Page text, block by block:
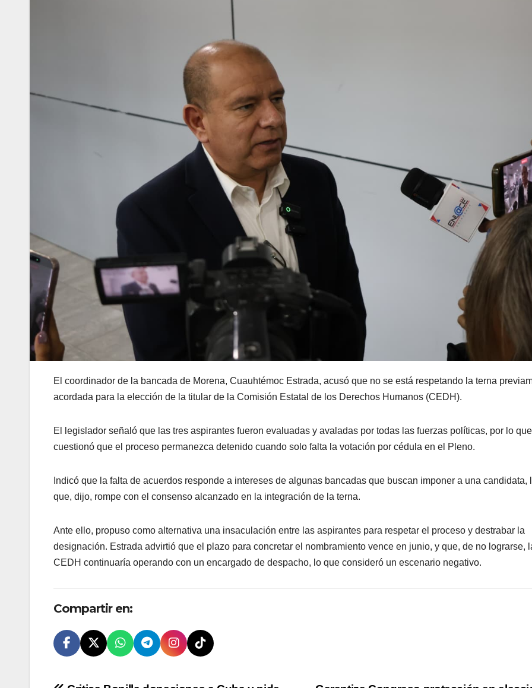
El coordinador de la bancada de Morena, Cuauhtémoc Estrada, acusó que no se está respetando la terna
acordada para la elección de la titular de la Comisión Estatal de los Derechos Humanos (CEDH).
El legislador señaló que las tres aspirantes fueron evaluadas y avaladas por todas las fuerzas políticas, por lo que
cuestionó que el proceso permanezca detenido cuando solo falta la votación por cédula en el Pleno.
Indicó que la falta de acuerdos responde a intereses de algunas bancadas que buscan imponer a una candidata,
que, dijo, rompe con el consenso alcanzado en la integración de la terna.
Ante ello, propuso como alternativa una insaculación entre las aspirantes para respetar el proceso y destrabar la
designación. Estrada advirtió que el plazo para concretar el nombramiento vence en junio, y que, de no lograrse,
CEDH continuaría operando con un encargado de despacho, lo que consideró un escenario negativo.
Compartir en: